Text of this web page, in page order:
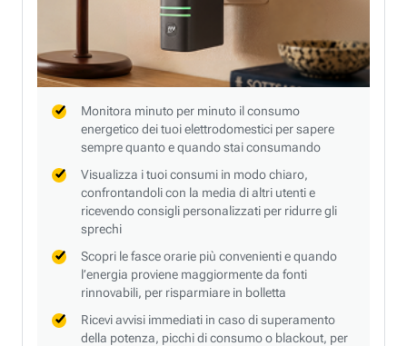
Monitora minuto per minuto il consumo
energetico dei tuoi elettrodomestici per sapere
sempre quanto e quando stai consumando
Visualizza i tuoi consumi in modo chiaro,
confrontandoli con la media di altri utenti e
ricevendo consigli personalizzati per ridurre gli
sprechi
Scopri le fasce orarie più convenienti e quando
l’energia proviene maggiormente da fonti
rinnovabili, per risparmiare in bolletta
Ricevi avvisi immediati in caso di superamento
della potenza, picchi di consumo o blackout, per